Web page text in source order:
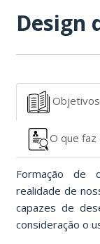
Design
O que faz
Formação de
realidade de
capazes de
consideração o